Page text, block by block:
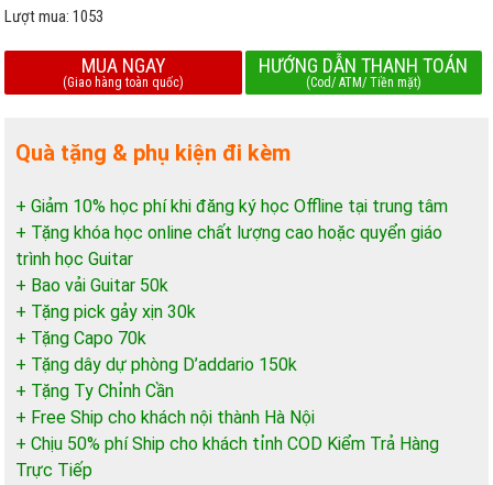
Lượt mua:1053
MUA NGAY
(Giao hàng toàn quốc)
HƯỚNG DẪN THANH TOÁN
(Cod/ ATM/ Tiền mặt)
Quà tặng & phụ kiện đi kèm
+ Giảm 10% học phí khi đăng ký học Offline tại trung tâm
+ Tặng khóa học online chất lượng cao hoặc quyển giáo
trình học Guitar
+ Bao vải Guitar 50k
+ Tặng pick gảy xịn 30k
+ Tặng Capo 70k
+ Tặng dây dự phòng D’addario 150k
+ Tặng Ty Chỉnh Cần
+ Free Ship cho khách nội thành Hà Nội
+ Chịu 50% phí Ship cho khách tỉnh COD Kiểm Trả Hàng
Trực Tiếp